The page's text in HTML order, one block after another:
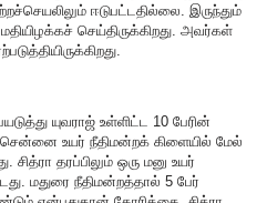
ஈடுபட்டதில்லை. இருந்தும்
செய்திருக்கிறது. அவர்கள்
யுவராஜ் உள்ளிட்ட 10 பேரின்
உயர் நீதிமன்றக் கிளையில் மேல்
தரப்பிலும் ஒரு மனு உயர்
மதுரை நீதிமன்றத்தால் 5 பேர்